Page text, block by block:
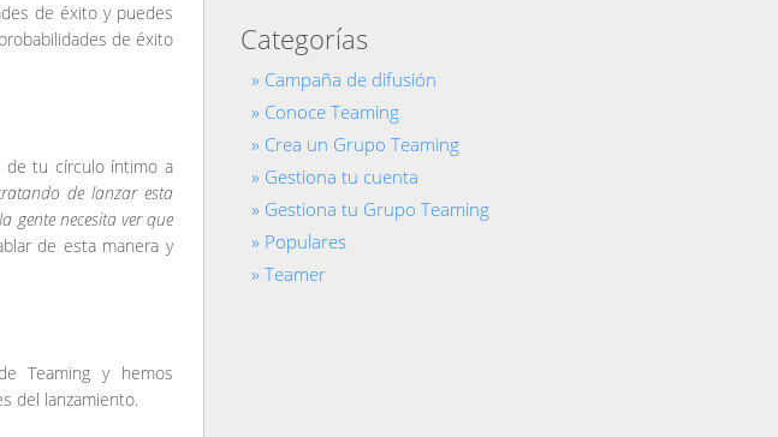
de éxito y puedes
de éxito
de tu círculo íntimo a
de lanzar esta
gente necesita ver que
de esta manera y
Teaming y hemos
del lanzamiento.
Categorías
Campaña de difusión
Conoce Teaming
Crea un Grupo Teaming
Gestiona tu cuenta
Gestiona tu Grupo Teaming
Populares
Teamer